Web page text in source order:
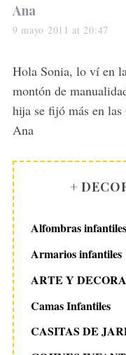
s
a
s
:
Ana
9 mayo 2011 at 20:47
Hola Sonia, lo ví en
montón de
hija se fijó más en las
Ana
+
Alfombras
Armarios infantiles
ARTE Y
Camas Infantiles
CASITAS DE